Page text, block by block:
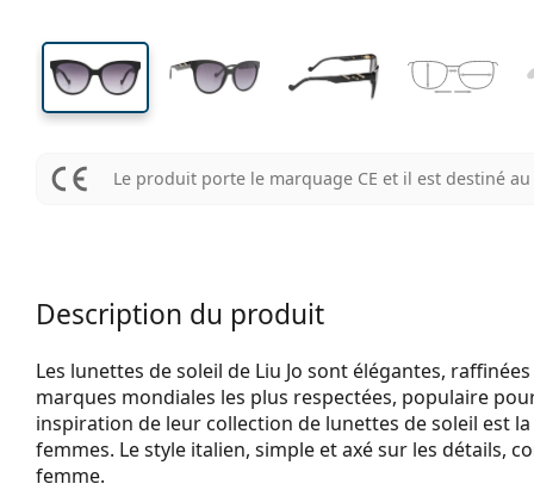
Le produit porte le marquage CE et il est destiné
Description du produit
Les lunettes de soleil de Liu Jo sont élégantes,
marques mondiales les plus respectées, populaire
inspiration de leur collection de lunettes de soleil est
femmes. Le style italien, simple et axé sur les détails,
femme.